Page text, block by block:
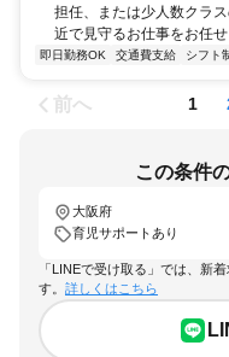
担任、または少人数クラ
近で見守るお仕事をお任
即日勤務OK 交通費支給 シフト
前へ 1
この条件
大阪府
育児サポートあり
「LINEで受け取る」では、新
す。 詳しくはこちら